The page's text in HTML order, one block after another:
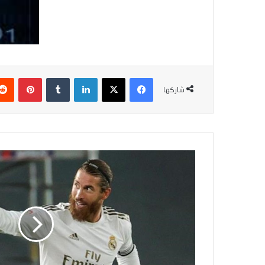
شاركها
فيسبوك
‫X لينكدإن